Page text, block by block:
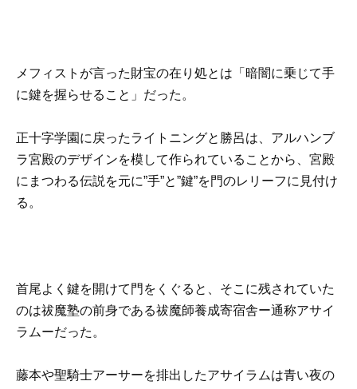
メフィストが言った財宝の在り処とは「暗闇に乗じて手
に鍵を握らせること」だった。
正十字学園に戻ったライトニングと勝呂は、アルハンブ
ラ宮殿のデザインを模して作られていることから、宮殿
にまつわる伝説を元に”手”と”鍵”を門のレリーフに見付け
る。
首尾よく鍵を開けて門をくぐると、そこに残されていた
のは祓魔塾の前身である祓魔師養成寄宿舎ー通称アサイ
ラムーだった。
藤本や聖騎士アーサーを排出したアサイラムは青い夜の